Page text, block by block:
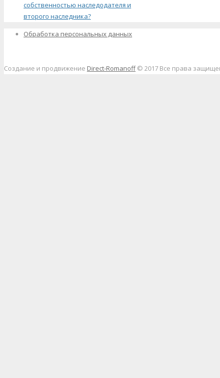
собственностью наследодателя и
второго наследника?
Обработка персональных данных
Создание и продвижение Direct-Romanoff© 2017 Все права